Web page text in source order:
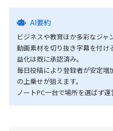
AI要約
ビジネスや教育ほか多彩なジャ
動画素材を切り抜き字幕を付け
益化は既に承認済み。
毎日投稿により登録者が安定
の上乗せが狙えます。
ノートPC一台で場所を選ばず運